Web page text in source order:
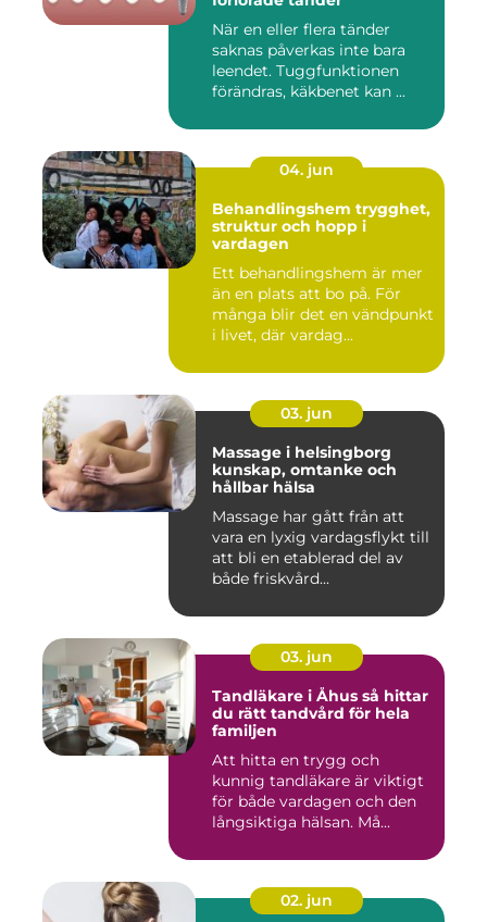
När en eller flera tänder
saknas påverkas inte bara
leendet. Tuggfunktionen
förändras, käkbenet kan ...
04. jun
Behandlingshem trygghet,
struktur och hopp i
vardagen
Ett behandlingshem är mer
än en plats att bo på. För
många blir det en vändpunkt
i livet, där vardag...
03. jun
Massage i helsingborg
kunskap, omtanke och
hållbar hälsa
Massage har gått från att
vara en lyxig vardagsflykt till
att bli en etablerad del av
både friskvård...
03. jun
Tandläkare i Åhus så hittar
du rätt tandvård för hela
familjen
Att hitta en trygg och
kunnig tandläkare är viktigt
för både vardagen och den
långsiktiga hälsan. Må...
02. jun